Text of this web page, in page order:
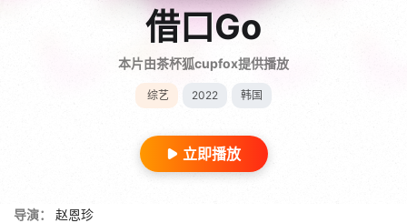
借口Go
本片由茶杯狐cupfox提供播放
综艺 2022 韩国
立即播放
导演：
赵恩珍